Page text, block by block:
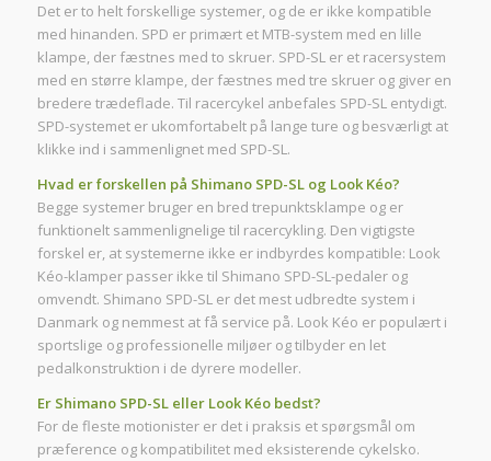
Det er to helt forskellige systemer, og de er ikke kompatible
med hinanden. SPD er primært et MTB-system med en lille
klampe, der fæstnes med to skruer. SPD-SL er et racersystem
med en større klampe, der fæstnes med tre skruer og giver en
bredere trædeflade. Til racercykel anbefales SPD-SL entydigt.
SPD-systemet er ukomfortabelt på lange ture og besværligt at
klikke ind i sammenlignet med SPD-SL.
Hvad er forskellen på Shimano SPD-SL og Look Kéo?
Begge systemer bruger en bred trepunktsklampe og er
funktionelt sammenlignelige til racercykling. Den vigtigste
forskel er, at systemerne ikke er indbyrdes kompatible: Look
Kéo-klamper passer ikke til Shimano SPD-SL-pedaler og
omvendt. Shimano SPD-SL er det mest udbredte system i
Danmark og nemmest at få service på. Look Kéo er populært i
sportslige og professionelle miljøer og tilbyder en let
pedalkonstruktion i de dyrere modeller.
Er Shimano SPD-SL eller Look Kéo bedst?
For de fleste motionister er det i praksis et spørgsmål om
præference og kompatibilitet med eksisterende cykelsko.